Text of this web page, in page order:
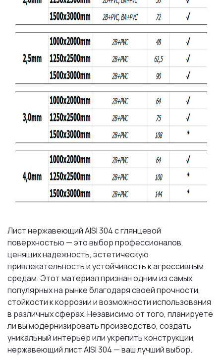
Лист нержавеющий AISI 304 с глянцевой
поверхностью — это выбор профессионалов,
ценящих надежность, эстетическую
привлекательность и устойчивость к агрессивным
средам. Этот материал признан одним из самых
популярных на рынке благодаря своей прочности,
стойкости к коррозии и возможности использования
в различных сферах. Независимо от того, планируете
ли вы модернизировать производство, создать
уникальный интерьер или укрепить конструкции,
нержавеющий лист AISI 304 — ваш лучший выбор.